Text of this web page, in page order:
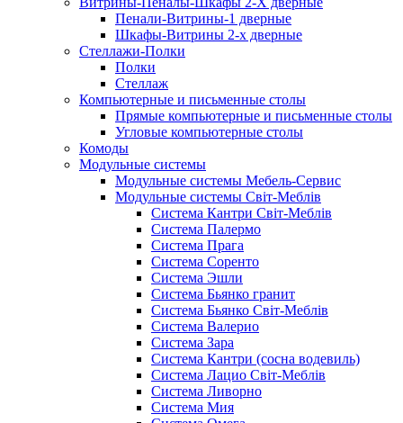
Пенали-Витрины-1 дверные
Шкафы-Витрины 2-х дверные
Стеллажи-Полки
Полки
Стеллаж
Компьютерные и письменные столы
Прямые компьютерные и письменные столы
Угловые компьютерные столы
Комоды
Модульные системы
Модульные системы Мебель-Сервис
Модульные системы Світ-Meблів
Cистема Кантри Світ-Меблів
Cистема Палермо
Cистема Прага
Cистема Соренто
Cистема Эшли
Система Бьянко гранит
Система Бьянко Світ-Меблів
Система Валерио
Система Зара
Система Кантри (сосна водевиль)
Система Лацио Світ-Меблів
Система Ливорно
Система Мия